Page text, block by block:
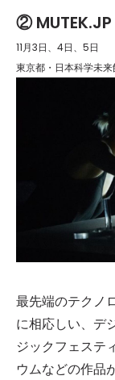
②
11月3日、4日、5日
東京都・日本科学未
最先端のテクノ
に相応しい、デ
ジックフェステ
ウムなどの作品